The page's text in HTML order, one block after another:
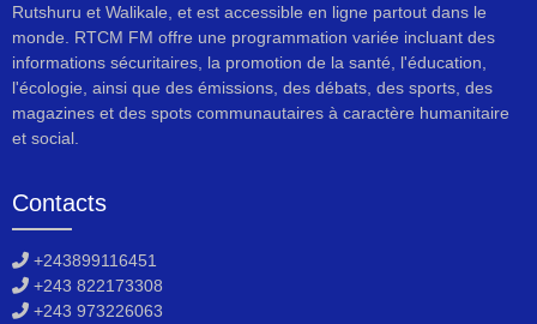
Rutshuru et Walikale, et est accessible en ligne partout dans le
monde. RTCM FM offre une programmation variée incluant des
informations sécuritaires, la promotion de la santé, l'éducation,
l'écologie, ainsi que des émissions, des débats, des sports, des
magazines et des spots communautaires à caractère humanitaire
et social.
Contacts
+243899116451
+243 822173308
+243 973226063